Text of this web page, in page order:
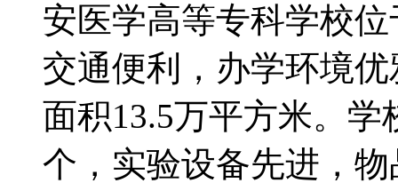
安医学高等专科学校
交通便利，办学环境
面积13.5万平方米。
个，实验设备先进，